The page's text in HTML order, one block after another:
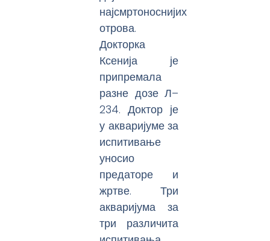
најсмртоноснијих
отрова.
Докторка
Ксенија је
припремала
разне дозе Л–
234. Доктор је
у акваријуме за
испитивање
уносио
предаторе и
жртве. Три
акваријума за
три различита